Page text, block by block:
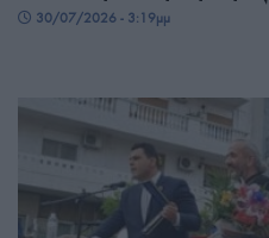
30/07/2026 - 3:19μμ